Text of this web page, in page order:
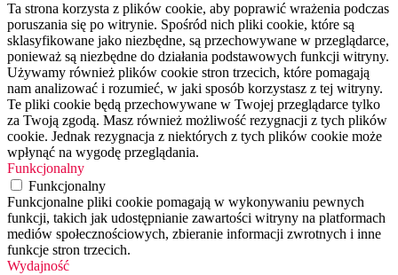
Ta strona korzysta z plików cookie, aby poprawić wrażenia podczas
poruszania się po witrynie. Spośród nich pliki cookie, które są
sklasyfikowane jako niezbędne, są przechowywane w przeglądarce,
ponieważ są niezbędne do działania podstawowych funkcji witryny.
Używamy również plików cookie stron trzecich, które pomagają
nam analizować i rozumieć, w jaki sposób korzystasz z tej witryny.
Te pliki cookie będą przechowywane w Twojej przeglądarce tylko
za Twoją zgodą. Masz również możliwość rezygnacji z tych plików
cookie. Jednak rezygnacja z niektórych z tych plików cookie może
wpłynąć na wygodę przeglądania.
Funkcjonalny
Funkcjonalny
Funkcjonalne pliki cookie pomagają w wykonywaniu pewnych
funkcji, takich jak udostępnianie zawartości witryny na platformach
mediów społecznościowych, zbieranie informacji zwrotnych i inne
funkcje stron trzecich.
Wydajność